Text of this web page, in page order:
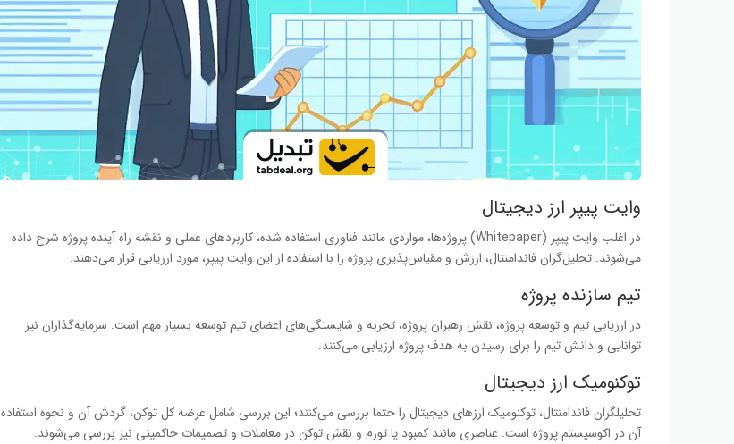
وایت پیپر ارز دیجیتال
در اغلب وایت پیپر (Whitepaper) پروژه‌ها، مواردی مانند فناوری استفاده شده، کاربردهای عملی و نقشه راه آینده پروژه شرح داده
می‌شوند. تحلیل‌گران فاندامنتال، ارزش و مقیاس‌پذیری پروژه را با استفاده از این وایت پیپر، مورد ارزیابی قرار می‌دهند.
تیم سازنده پروژه
در ارزیابی تیم و توسعه پروژه، نقش رهبران پروژه، تجربه و شایستگی‌های اعضای تیم توسعه بسیار مهم است. سرمایه‌گذاران نیز
توانایی و دانش تیم را برای رسیدن به هدف پروژه ارزیابی می‌کنند.
توکنومیک ارز دیجیتال
تحلیلگران فاندامنتال، توکنومیک ارزهای دیجیتال را حتما بررسی می‌کنند؛ این بررسی شامل عرضه کل توکن، گردش آن و نحوه استفاده
آن در اکوسیستم پروژه است. عناصری مانند کمبود یا تورم و نقش توکن در معاملات و تصمیمات حاکمیتی نیز بررسی می‌شوند.